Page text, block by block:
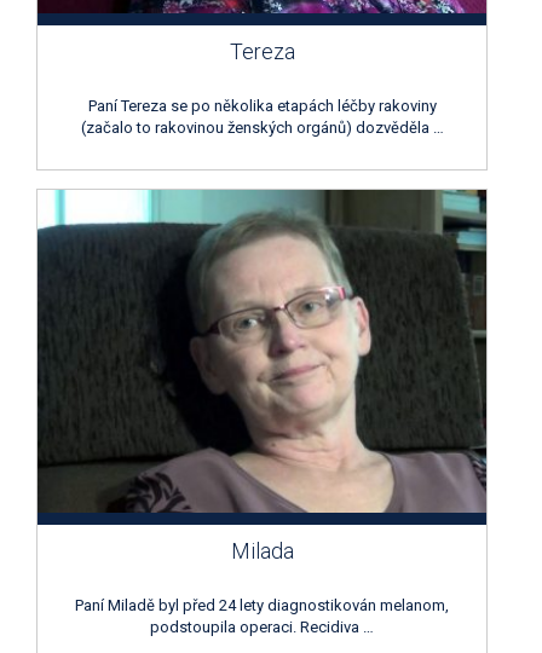
Tereza
Paní Tereza se po několika etapách léčby rakoviny
(začalo to rakovinou ženských orgánů) dozvěděla …
Milada
Paní Miladě byl před 24 lety diagnostikován melanom,
podstoupila operaci. Recidiva …